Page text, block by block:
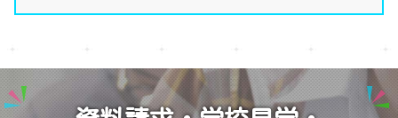
【大宮第二】🔶ヘアスタイリスト🔶実技課題に挑戦～美
【大宮第二】2026年★新生SNS部★メンバー加入で始
動です(*^-^*)
2025
2024